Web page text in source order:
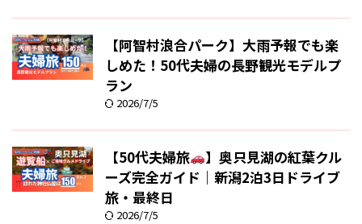
【阿智村浪合パーク】大雨予報でも楽
しめた！50代夫婦の長野観光モデルプ
ラン
2026/7/5
【50代夫婦旅
】奥只見湖の紅葉クル
ーズ完全ガイド｜新潟2泊3日ドライブ
旅・最終日
2026/7/5